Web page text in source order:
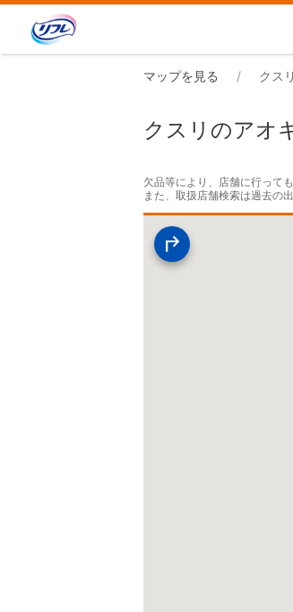
マップを見る クス
クスリのアオ
欠品等により、店舗に行って
また、取扱店舗検索は過去の